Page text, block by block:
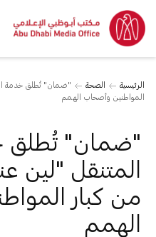
الرئيسية الصحة
"ضمان" تُطلق خدمة
المواطنين وأصحاب الهمم
"ضمان" تُطلق
المتنقل "لين
من كبار
الهمم